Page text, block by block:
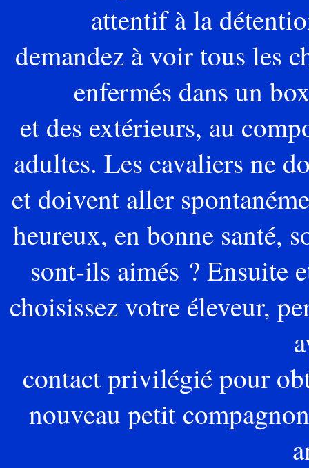
attentif à la
demandez à voir tous les
enfermés dans un
et des extérieurs, au
adultes. Les cavaliers ne
etdoivent aller
heureux, en bonne santé,
sont-ils aimés ? Ensuite
choisissez votre éleveur,
contactprivilégié pour
nouveau petit